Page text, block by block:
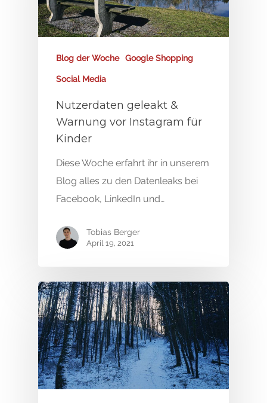
Blog der Woche Google Shopping
Social Media
Nutzerdaten geleakt &
Warnung vor Instagram für
Kinder
Diese Woche erfahrt ihr in unserem
Blog alles zu den Datenleaks bei
Facebook, LinkedIn und…
Tobias Berger
April 19, 2021